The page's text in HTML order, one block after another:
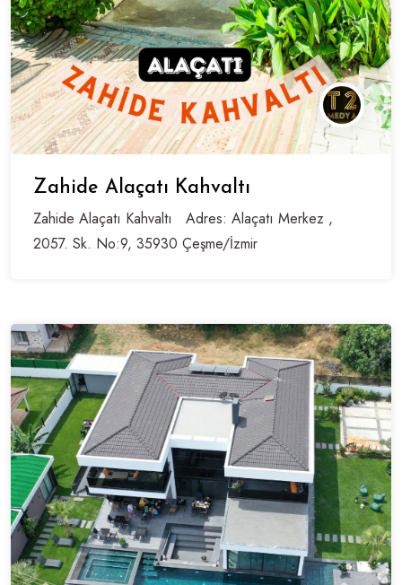
Zahide Alaçatı Kahvaltı
Zahide Alaçatı Kahvaltı Adres: Alaçatı Merkez ,
2057. Sk. No:9, 35930 Çeşme/İzmir